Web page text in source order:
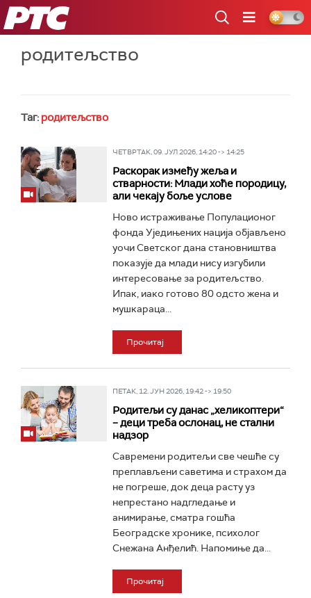
РТС
родитељство
Таг: родитељство
ЧЕТВРТАК, 09. ЈУЛ 2026, 14:20 -> 14:25
Раскорак између жеља и
стварности: Млади хоће породицу,
али чекају боље услове
Ново истраживање Популационог
фонда Уједињених нација објављено
уочи Светског дана становништва
показује да млади нису изгубили
интересовање за родитељство.
Ипак, иако готово 80 одсто жена и
мушкараца...
Прочитај
ПЕТАК, 12. ЈУН 2026, 19:42 -> 19:50
Родитељи су данас „хеликоптери“
– деци треба ослонац, не стални
надзор
Савремени родитељи све чешће су
преплављени саветима и страхом да
не погреше, док деца расту уз
непрестано надгледање и
анимирање, сматра гошћа
Београдске хронике, психолог
Снежана Анђелић. Напомиње да...
Прочитај